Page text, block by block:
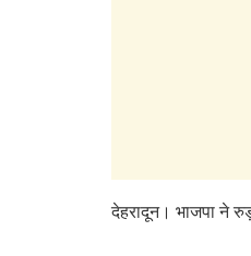
देहरादून। भाजपा ने